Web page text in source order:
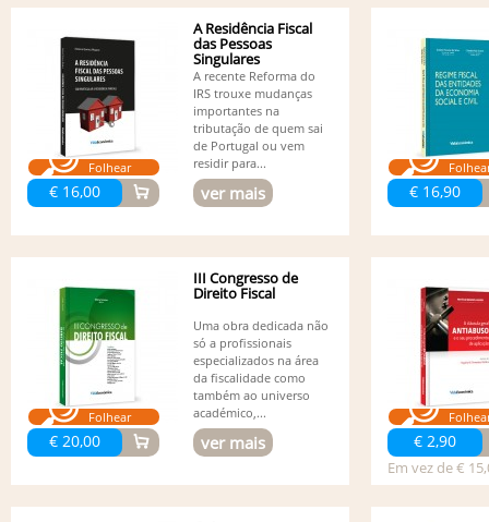
Folhear
€ 16,00
A Residência Fiscal
das Pessoas
Singulares
A recente Reforma do
IRS trouxe mudanças
importantes na
tributação de quem sai
de Portugal ou vem
residir para...
ver mais € 16,90
Folhear
€ 20,00
III Congresso de
Direito Fiscal
Uma obra dedicada não
só a profissionais
especializados na área
da fiscalidade como
também ao universo
académico,...
ver mais € 2,90
Em vez de €